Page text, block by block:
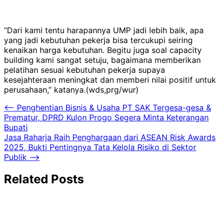
“Dari kami tentu harapannya UMP jadi lebih baik, apa
yang jadi kebutuhan pekerja bisa tercukupi seiring
kenaikan harga kebutuhan. Begitu juga soal capacity
building kami sangat setuju, bagaimana memberikan
pelatihan sesuai kebutuhan pekerja supaya
kesejahteraan meningkat dan memberi nilai positif untuk
perusahaan,” katanya.(wds,prg/wur)
Navigasi
pos
⟵ Penghentian Bisnis & Usaha PT SAK Tergesa-gesa &
Prematur, DPRD Kulon Progo Segera Minta Keterangan
Bupati
Jasa Raharja Raih Penghargaan dari ASEAN Risk Awards
2025, Bukti Pentingnya Tata Kelola Risiko di Sektor
Publik ⟶
Related Posts